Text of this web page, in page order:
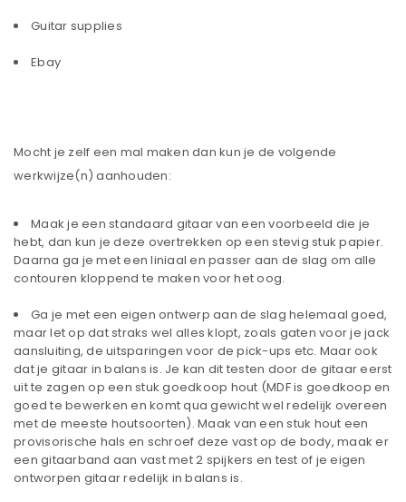
Guitar supplies
Ebay
Mocht je zelf een mal maken dan kun je de volgende
werkwijze(n) aanhouden:
Maak je een standaard gitaar van een voorbeeld die je
hebt, dan kun je deze overtrekken op een stevig stuk papier.
Daarna ga je met een liniaal en passer aan de slag om alle
contouren kloppend te maken voor het oog.
Ga je met een eigen ontwerp aan de slag helemaal goed,
maar let op dat straks wel alles klopt, zoals gaten voor je jack
aansluiting, de uitsparingen voor de pick-ups etc. Maar ook
dat je gitaar in balans is. Je kan dit testen door de gitaar eerst
uit te zagen op een stuk goedkoop hout (MDF is goedkoop en
goed te bewerken en komt qua gewicht wel redelijk overeen
met de meeste houtsoorten). Maak van een stuk hout een
provisorische hals en schroef deze vast op de body, maak er
een gitaarband aan vast met 2 spijkers en test of je eigen
ontworpen gitaar redelijk in balans is.